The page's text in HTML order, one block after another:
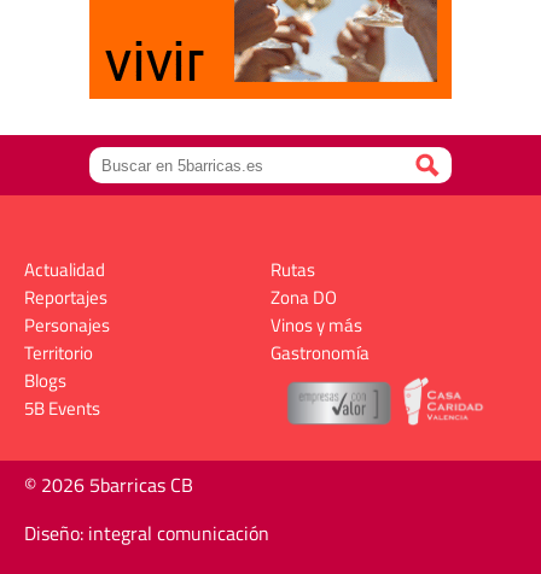
Actualidad
Reportajes
Personajes
Territorio
Rutas
Zona DO
Vinos y más
Gastronomía
Blogs
5B Events
© 2026 5barricas CB
Diseño: integral comunicación